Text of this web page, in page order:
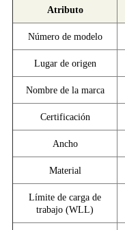
Atributo
Número de modelo
Lugar de origen
Nombre de la marca
Certificación
Ancho
Material
Límite de carga de
trabajo (WLL)